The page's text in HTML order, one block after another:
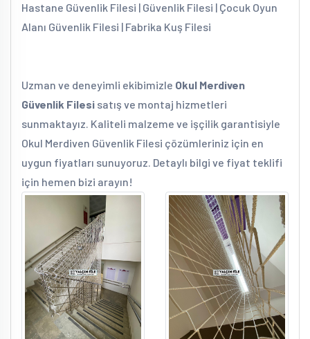
Hastane Güvenlik Filesi | Güvenlik Filesi | Çocuk Oyun
Alanı Güvenlik Filesi | Fabrika Kuş Filesi
Uzman ve deneyimli ekibimizle Okul Merdiven
Güvenlik Filesi satış ve montaj hizmetleri
sunmaktayız. Kaliteli malzeme ve işçilik garantisiyle
Okul Merdiven Güvenlik Filesi çözümleriniz için en
uygun fiyatları sunuyoruz. Detaylı bilgi ve fiyat teklifi
için hemen bizi arayın!